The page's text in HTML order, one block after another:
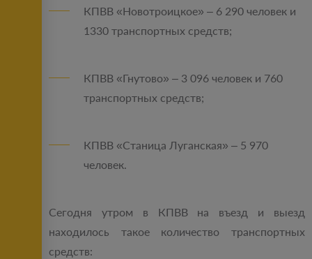
КПВВ «Новотроицкое» – 6 290 человек и
1330 транспортных средств;
КПВВ «Гнутово» – 3 096 человек и 760
транспортных средств;
КПВВ «Станица Луганская» – 5 970
человек.
Сегодня утром в КПВВ на въезд и выезд
находилось такое количество транспортных
средств: